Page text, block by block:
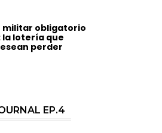
militar obligatorio
la lotería que
perder
EP.4